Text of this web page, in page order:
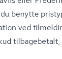
du benytte
ved